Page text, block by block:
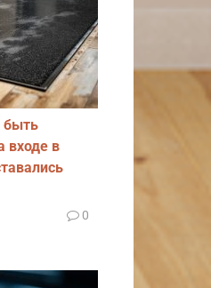
быть
входе в
0